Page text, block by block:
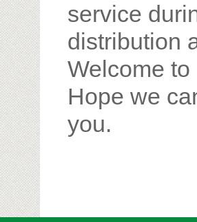
service
distribution
Welcome to
Hope we
you.